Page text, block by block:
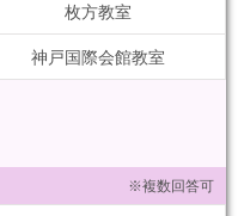
枚方教室
神戸国際会館教室
※複数回答可